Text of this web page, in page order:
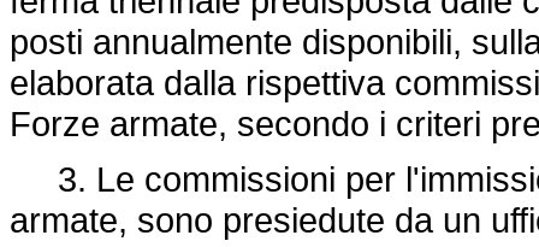
posti annualmente disponibili,
elaborata dalla rispettiva
Forze armate, secondo i criteri
3. Le commissioni per
armate, sono presiedute da un